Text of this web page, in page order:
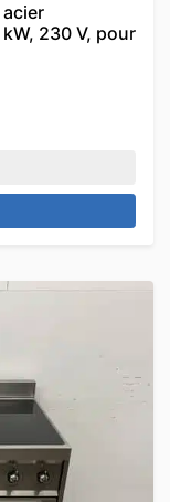
230 V, pour